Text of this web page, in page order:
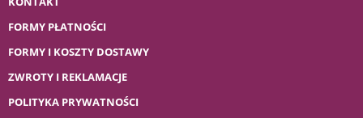
FORMY PŁATNOŚCI
FORMY I KOSZTY DOSTAWY
ZWROTY I REKLAMACJE
POLITYKA PRYWATNOŚCI